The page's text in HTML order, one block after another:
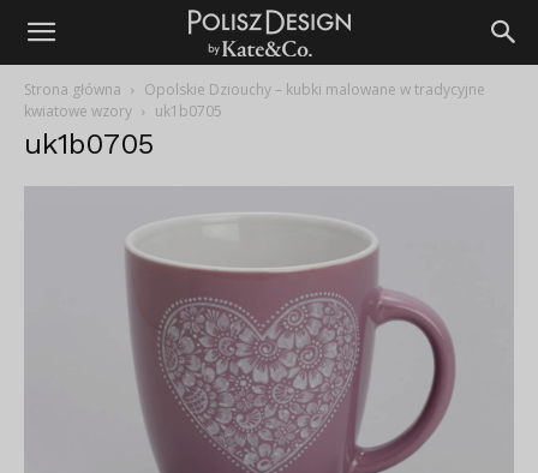
Strona główna
Opolskie Dziouchy – kubki malowane w tradycyjne
kwiatowe wzory
uk1b0705
uk1b0705